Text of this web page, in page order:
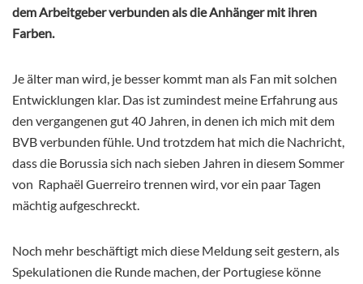
dem Arbeitgeber verbunden als die Anhänger mit ihren
Farben.
Je älter man wird, je besser kommt man als Fan mit solchen
Entwicklungen klar. Das ist zumindest meine Erfahrung aus
den vergangenen gut 40 Jahren, in denen ich mich mit dem
BVB verbunden fühle. Und trotzdem hat mich die Nachricht,
dass die Borussia sich nach sieben Jahren in diesem Sommer
von Raphaël Guerreiro trennen wird, vor ein paar Tagen
mächtig aufgeschreckt.
Noch mehr beschäftigt mich diese Meldung seit gestern, als
Spekulationen die Runde machen, der Portugiese könne